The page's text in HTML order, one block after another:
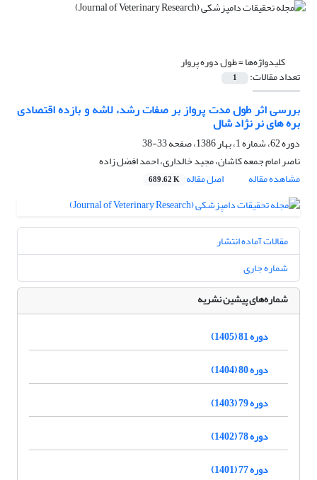
کلیدواژه‌ها =طول دوره پروار
تعداد مقالات: 1
بررسی اثر طول مدت پرواز بر صفات رشد، لاشه و بازده اقتصادی
بره های نر نژاد شال
دوره 62، شماره 1، بهار 1386، صفحه
33-38
ناصر امام جمعه کاشان، مجید خالداری، احمد افضل زاده
مشاهده مقاله
اصل مقاله 689.62 K
مقالات آماده انتشار
شماره جاری
شماره‌های پیشین نشریه
دوره 81 (1405)
دوره 80 (1404)
دوره 79 (1403)
دوره 78 (1402)
دوره 77 (1401)